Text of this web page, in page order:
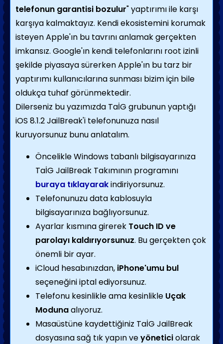
telefonun garantisi bozulur" yaptırımı ile karşı
karşıya kalmaktayız. Kendi ekosistemini korumak
isteyen Apple'ın bu tavrını anlamak gerçekten
imkansız. Google'ın kendi telefonlarını root izinli
şekilde piyasaya sürerken Apple'ın bu tarz bir
yaptırımı kullanıcılarına sunması bizim için bile
oldukça tuhaf görünmektedir.
Dilerseniz bu yazımızda TaİG grubunun yaptığı
iOS 8.1.2 JailBreak'i telefonunuza nasıl
kuruyorsunuz bunu anlatalım.
Öncelikle Windows tabanlı bilgisayarınıza
TaİG JailBreak Takımının programını
buraya tıklayarakindiriyorsunuz.
Telefonunuzu data kablosuyla
bilgisayarınıza bağlıyorsunuz.
Ayarlar kısmına girerek Touch ID ve
parolayı kaldırıyorsunuz. Bu gerçekten çok
önemli bir ayar.
iCloud hesabınızdan, iPhone'umu bul
seçeneğini iptal ediyorsunuz.
Telefonu kesinlikle ama kesinlikle Uçak
Modunaalıyoruz.
Masaüstüne kaydettiğiniz TaİG JailBreak
dosyasına sağ tık yapın veyöneticiolarak